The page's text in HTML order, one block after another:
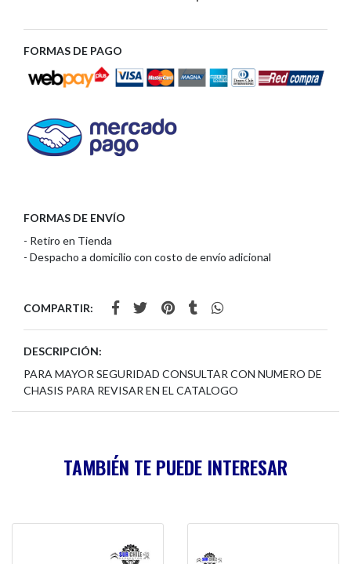
FORMAS DE PAGO
FORMAS DE ENVÍO
- Retiro en Tienda
- Despacho a domicilio con costo de envío adicional
COMPARTIR:
DESCRIPCIÓN:
PARA MAYOR SEGURIDAD CONSULTAR CON NUMERO DE
CHASIS PARA REVISAR EN EL CATALOGO
TAMBIÉN TE PUEDE INTERESAR